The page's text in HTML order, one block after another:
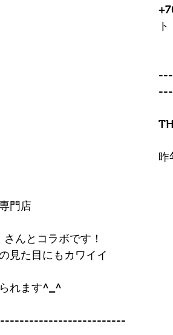
昨
門店
さんとコラボです！
見た目にもカワイイ
れます^_^